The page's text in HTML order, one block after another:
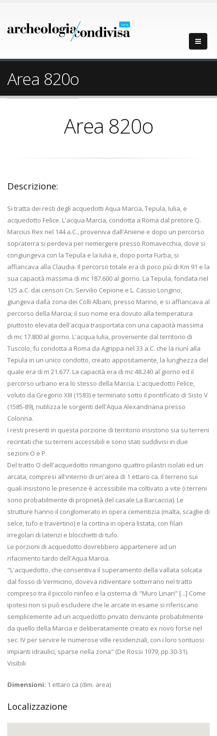
Area 820o
Area 820o
Descrizione:
Si tratta dei resti degli acquedotti Aqua Marcia, Tepula, Iulia, e
acquedotto Felice. L'acqua Marcia, condotta a Roma dal pretore Q.
Marcius Rex nel 144 a.C., proveniva dall'Aniene e dopo un percorso
sopraterra si perdeva per riemergere presso Romavecchia, dove si
congiungeva con la Tepula e la Iulia e, dopo porta Furba, si
affiancava alla Claudia. Il percorso totale era di poco più di Km 91 e la
sua capacità massima di mc 187.600 al giorno. La Tepula, fondata nel
125 a.C. dai censori Cn. Servilio Cepione e L. Cassio Longino,
giungeva dalla zona dei Colli Albani, presso Marino, e si affiancava al
percorso della Marcia; il suo nome era dovuto alla temperatura
piuttosto elevata dell'acqua trasportata con una capacità massima
di mc 17.800 al giorno. L'acqua Iulia, proveniente dal territorio di
Tuscolo, fu condotta a Roma da Agrippa nel 33 a.C. che la riunì alla
Tepula in un unico condotto, creato appositamente, la lunghezza del
quale era di m 21.677. La capacità era di mc 48.240 al giorno ed il
percorso urbano era lo stesso della Marcia. L'acquedotto Felice,
voluto da Gregorio XIII (1583) e terminato sotto il pontificato di Sisto V
(1585-89), riutilizza le sorgenti dell'Aqua Alexandriana presso
Colonna.
I resti presenti in questa porzione di territorio insistono sia su terreni
recintati che su terreni accessibili e sono stati suddivisi in due
sezioni O e P.
Del tratto O dell'acquedotto rimangono quattro pilastri isolati ed un
arcata, compresi all'interno di un'area di 1 ettaro ca. Il terreno sui
quali insistono le presenze è accessibile ma coltivato a vite (i terreni
sono probabilmente di proprietà del casale La Barcaccia). Le
strutture hanno il conglomerato in opera cementizia (malta, scaglie di
selce, tufo e travertino) e la cortina in opera listata, con filari
irregolari di laterizi e blocchetti di tufo.
Le porzioni di acquedotto dovrebbero appartenere ad un
rifacimento tardo dell'Aqua Marcia.
"L'acquedotto, che consentiva il superamento della vallata solcata
dal fosso di Vermicino, doveva ridiventare sotterrano nel tratto
compreso tra il piccolo ninfeo e la cisterna di "Muro Linari" [...] Come
ipotesi non si può escludere che le arcate in esame si riferiscano
semplicemente ad un acquedotto privato derivante probabilmente
da quello della Marcia e deliberatamente creato ex novo forse nel
sec. IV per servire le numerose ville residenziali, con i loro sontuosi
impianti idraulici, sparse nella zona" (De Rossi 1979, pp.30-31).
Visibili
Dimensioni: 1 ettaro ca (dim. area)
Localizzazione